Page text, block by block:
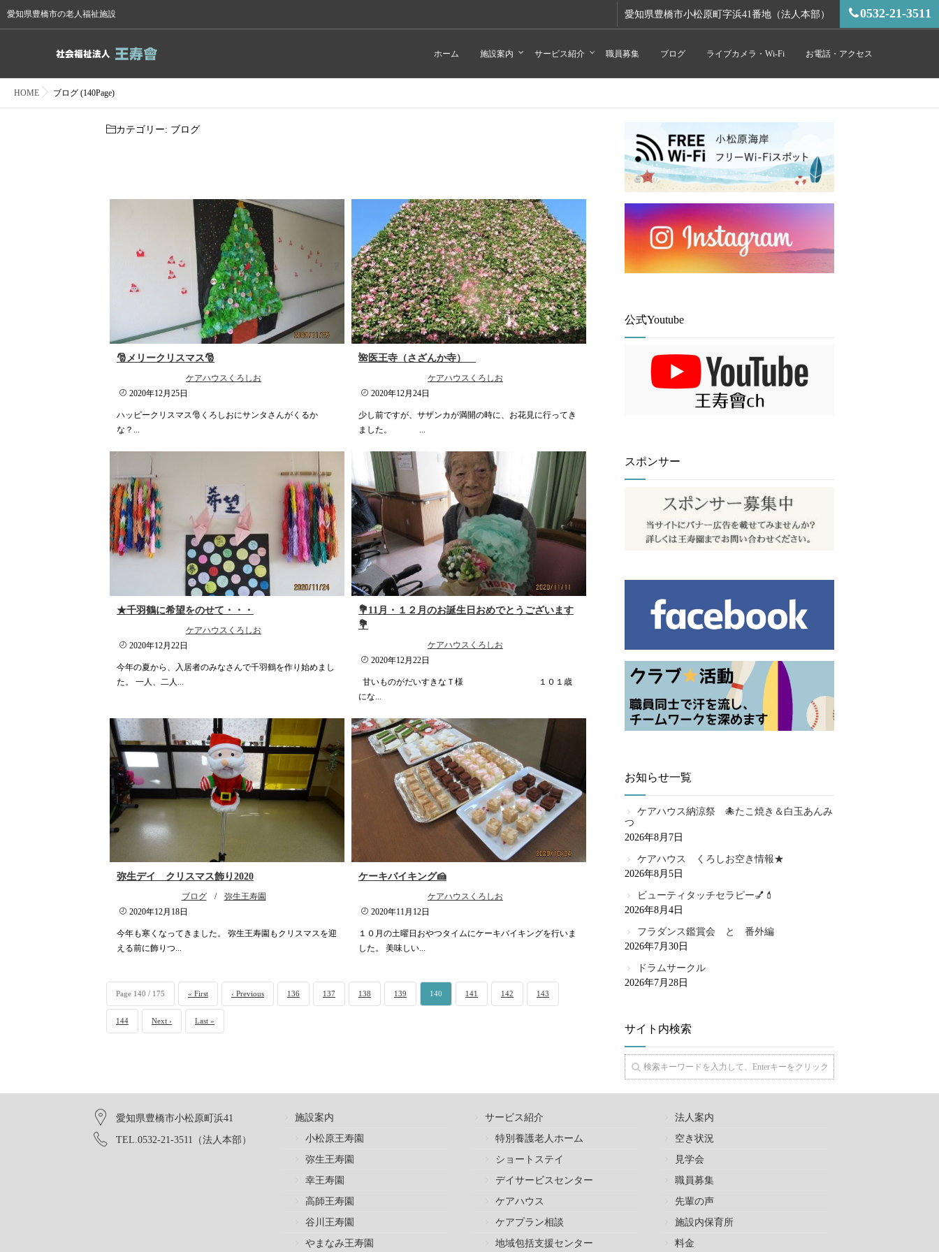
愛知県豊橋市の老人福祉施設 愛知県豊橋市小松原町字浜41番地（法人本部） 0532-21-3511
ホーム 施設案内 サービス紹介 職員募集 ブログ ライブカメラ・Wi-Fi お電話・アクセス
HOME ブログ (140Page)
カテゴリー: ブログ
🎅メリークリスマス🎅
ケアハウスくろしお
2020年12月25日
ハッピークリスマス🎅くろしおにサンタさんがくるか
な？...
🌺医王寺（さざんか寺）
ケアハウスくろしお
2020年12月24日
少し前ですが、サザンカが満開の時に、お花見に行ってき
ました。 ...
★千羽鶴に希望をのせて・・・
ケアハウスくろしお
2020年12月22日
今年の夏から、入居者のみなさんで千羽鶴を作り始めまし
た。 一人、二人...
💐11月・１２月のお誕生日おめでとうございます
💐
ケアハウスくろしお
2020年12月22日
甘いものがだいすきなＴ様 １０１歳
にな...
弥生デイ クリスマス飾り2020
ブログ /
弥生王寿園
2020年12月18日
今年も寒くなってきました。 弥生王寿園もクリスマスを迎
える前に飾りつ...
ケーキバイキング🍰
ケアハウスくろしお
2020年11月12日
１０月の土曜日おやつタイムにケーキバイキングを行いま
した。 美味しい...
Page 140 / 175 « First ‹ Previous 136 137 138 139 140 141 142 143
144 Next › Last »
公式Youtube
スポンサー
お知らせ一覧
ケアハウス納涼祭 🐙たこ焼き＆白玉あんみ
つ
2026年8月7日
ケアハウス くろしお空き情報★
2026年8月5日
ビューティタッチセラピー💅💄
2026年8月4日
フラダンス鑑賞会 と 番外編
2026年7月30日
ドラムサークル
2026年7月28日
サイト内検索
愛知県豊橋市小松原町浜41
TEL.0532-21-3511（法人本部）
施設案内
小松原王寿園
弥生王寿園
幸王寿園
高師王寿園
谷川王寿園
やまなみ王寿園
サービス紹介
特別養護老人ホーム
ショートステイ
デイサービスセンター
ケアハウス
ケアプラン相談
地域包括支援センター
法人案内
空き状況
見学会
職員募集
先輩の声
施設内保育所
料金